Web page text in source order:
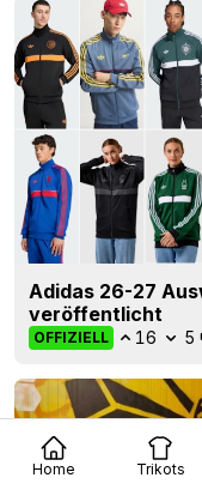
Home Trikots
Adidas 26-27
veröffentlicht
OFFIZIELL 16 5